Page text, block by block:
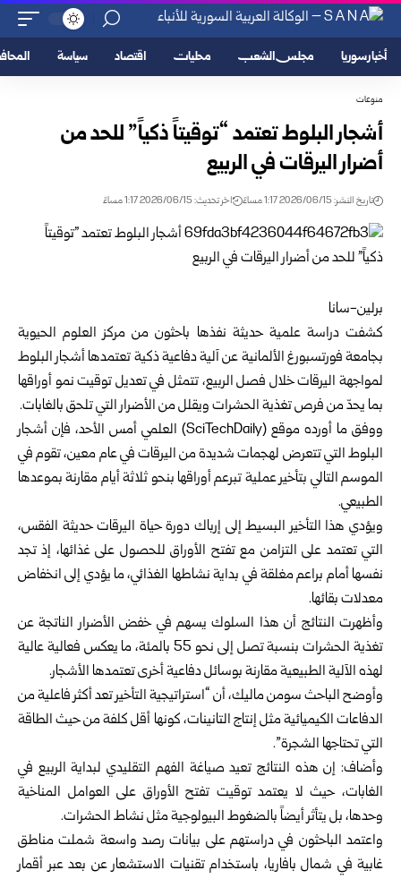
أخبار سوريا مجلس الشعب محليات اقتصاد سياسة
منوعات
أشجار البلوط تعتمد “توقيتاً ذكياً” للحد من
أضرار اليرقات في الربيع
تاريخ النشر: 2026/06/15 1:17 مساءً اخر تحديث: 2026/06/15 1:17 مساءً
برلين-سانا
كشفت دراسة علمية حديثة نفذها باحثون من مركز العلوم الحيوية
بجامعة فورتسبورغ الألمانية عن آلية دفاعية ذكية تعتمدها أشجار البلوط
لمواجهة اليرقات خلال فصل الربيع، تتمثل في تعديل توقيت نمو أوراقها
بما يحدّ من فرص تغذية الحشرات ويقلل من الأضرار التي تلحق بالغابات.
ووفق ما أورده موقع (SciTechDaily) العلمي أمس الأحد، فإن أشجار
البلوط التي تتعرض لهجمات شديدة من اليرقات في عام معين، تقوم في
الموسم التالي بتأخير عملية تبرعم أوراقها بنحو ثلاثة أيام مقارنة بموعدها
الطبيعي.
ويؤدي هذا التأخير البسيط إلى إرباك دورة حياة اليرقات حديثة الفقس،
التي تعتمد على التزامن مع تفتح الأوراق للحصول على غذائها، إذ تجد
نفسها أمام براعم مغلقة في بداية نشاطها الغذائي، ما يؤدي إلى انخفاض
معدلات بقائها.
وأظهرت النتائج أن هذا السلوك يسهم في خفض الأضرار الناتجة عن
تغذية الحشرات بنسبة تصل إلى نحو 55 بالمئة، ما يعكس فعالية عالية
لهذه الآلية الطبيعية مقارنة بوسائل دفاعية أخرى تعتمدها الأشجار.
وأوضح الباحث سومن ماليك، أن “استراتيجية التأخير تعد أكثر فاعلية من
الدفاعات الكيميائية مثل إنتاج التانينات، كونها أقل كلفة من حيث الطاقة
التي تحتاجها الشجرة”.
وأضاف: إن هذه النتائج تعيد صياغة الفهم التقليدي لبداية الربيع في
الغابات، حيث لا يعتمد توقيت تفتح الأوراق على العوامل المناخية
وحدها، بل يتأثر أيضاً بالضغوط البيولوجية مثل نشاط الحشرات.
واعتمد الباحثون في دراستهم على بيانات رصد واسعة شملت مناطق
غابية في شمال بافاريا، باستخدام تقنيات الاستشعار عن بعد عبر أقمار